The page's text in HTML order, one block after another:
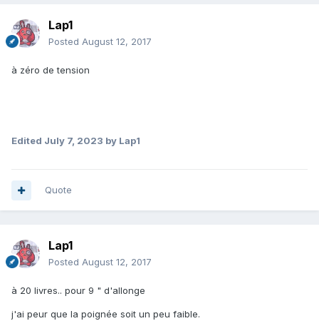
Lap1
Posted August 12, 2017
à zéro de tension
Edited July 7, 2023 by Lap1
Quote
Lap1
Posted August 12, 2017
à 20 livres.. pour 9 " d'allonge
j'ai peur que la poignée soit un peu faible.